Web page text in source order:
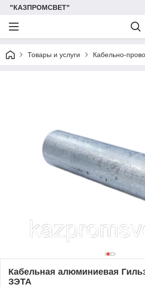
"КАЗПРОМСВЕТ"
Товары и услуги Кабельно-
Кабельная алюминиевая
ЗЭТА